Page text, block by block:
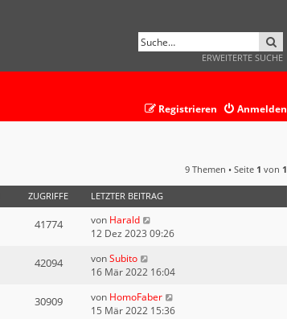
ERWEITERTE SUCHE
Anmelden
Registrieren
9 Themen • Seite 1 von 1
ZUGRIFFE LETZTER BEITRAG
41774 von Harald
12 Dez 2023 09:26
42094 vonSubito
16 Mär 2022 16:04
30909 von HomoFaber
15 Mär 2022 15:36